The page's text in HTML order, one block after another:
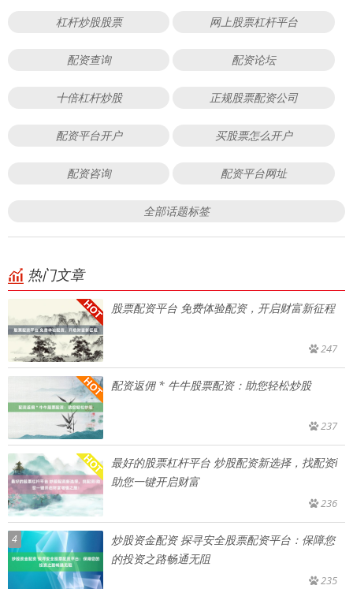
杠杆炒股股票 网上股票杠杆平台
配资查询 配资论坛
十倍杠杆炒股 正规股票配资公司
配资平台开户 买股票怎么开户
配资咨询 配资平台网址
全部话题标签
热门文章
股票配资平台 免费体验配资，开启财富新征程
247
配资返佣 * 牛牛股票配资：助您轻松炒股
237
最好的股票杠杆平台 炒股配资新选择，找配资i
助您一键开启财富
236
4
炒股资金配资 探寻安全股票配资平台：保障您
的投资之路畅通无阻
235